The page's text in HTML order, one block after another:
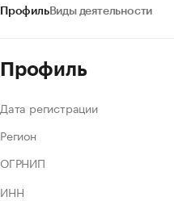
ПрофильВиды деятельности
Профиль
Дата регистрации
Регион
ОГРНИП
ИНН